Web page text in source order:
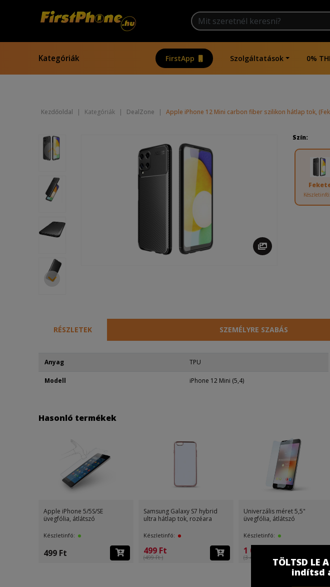
Kategóriák FirstApp Szolgáltatások 0%
Kezdőoldal | Kategóriák | DealZone | Apple iPhone 12 Mini carbon fiber szilikon hátlap tok,
Szín:
Készletinfó:
RÉSZLETEK SZEMÉLYRE SZABÁS
Anyag TPU
Modell iPhone 12 Mini (5,4)
Hasonló termékek
Apple iPhone 5/5S/SE
üvegfólia, átlátszó
Készletinfó:
499 Ft
Samsung Galaxy S7 hybrid
ultra hátlap tok, rozéara
Készletinfó:
499 Ft
(499 Ft )
Univerzális méret 5,5"
üvegfólia, átlátszó
Készletinfó:
1 099 Ft
(3 499 Ft )
TÖLTSD LE
indítsd